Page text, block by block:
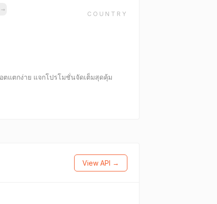
→
COUNTRY
ตแตกง่าย แจกโปรโมชั่นจัดเต็มสุดคุ้ม
View API →